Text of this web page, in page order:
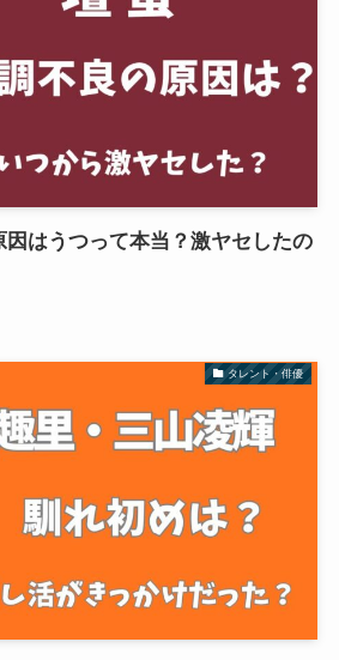
はうつって本当？激ヤセしたの
タレント・俳優